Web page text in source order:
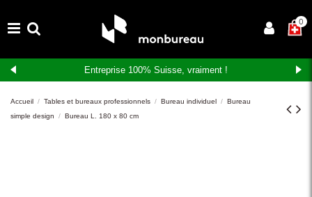
×0
Entreprise 100% Suisse, vraiment !
Accueil Tables et bureaux professionnels Bureau individuel
Bureau
simple design
Bureau L. 180 x 80 cm